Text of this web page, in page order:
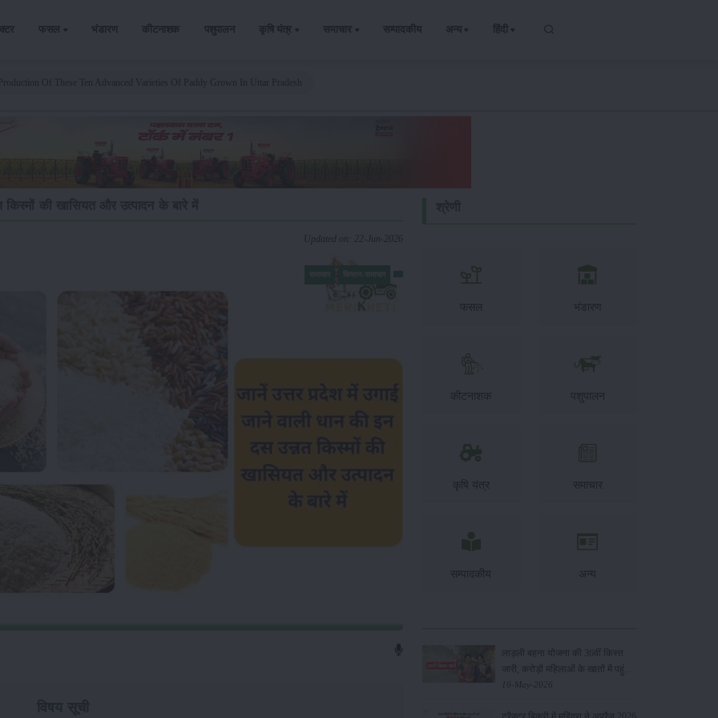
फसल भंडारण कीटनाशक पशुपालन कृषि यंत्र समाचार सम्पादकीय अन्य हिंदी
Updated on: 22-Jun-2026
फसल भंडारण
कीटनाशक पशुपालन
कृषि यंत्र समाचार
सम्पादकीय अन्य
लाड़ली बहना योजना की 36वीं किस्त
जारी, करोड़ों महिलाओं के खातों में पहुंचे
1500 रुपये
16-May-2026